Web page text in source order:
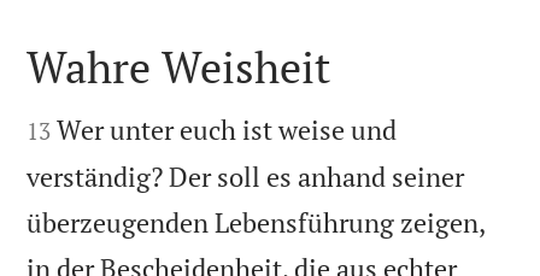

Wahre Weisheit

13 Wer unter euch ist weise und
verständig? Der soll es anhand seiner
überzeugenden Lebensführung zeigen,
in der Bescheidenheit, die aus echter